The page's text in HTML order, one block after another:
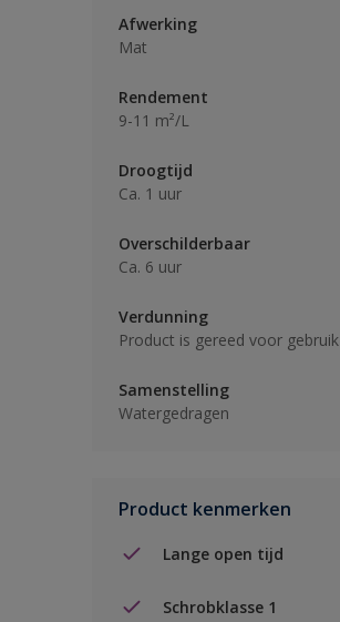
Afwerking
Mat
Rendement
9-11 m²/L
Droogtijd
Ca. 1 uur
Overschilderbaar
Ca. 6 uur
Verdunning
Product is gereed voor gebruik
Samenstelling
Watergedragen
Product kenmerken
Lange open tijd
Schrobklasse 1